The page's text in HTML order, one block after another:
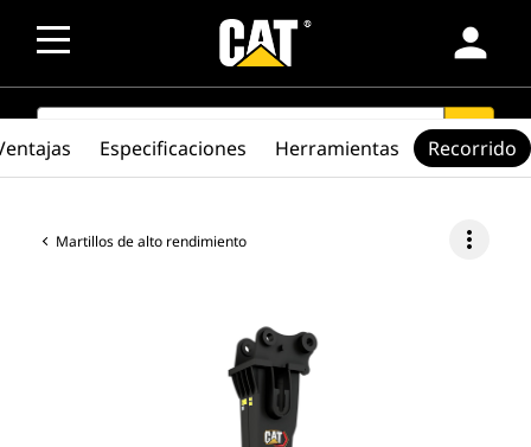
person
SEARCH search
Martillos de alto rendimiento more_vert
Especificaciones Herramientas Recorrido